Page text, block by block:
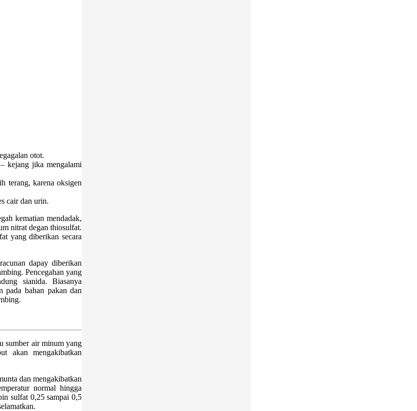
otot.
kejang jika mengalami
terang, karena oksigen
cair dan urin.
kematian mendadak,
nitrat degan thiosulfat.
yang diberikan secara
dapay diberikan
Pencegahan yang
sianida. Biasanya
pada bahan pakan dan
sumber air minum yang
akan mengakibatkan
dan mengakibatkan
normal hingga
sulfat 0,25 sampai 0,5